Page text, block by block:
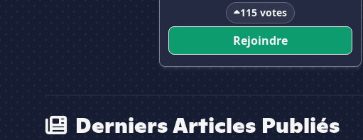
115 votes
Rejoindre
Derniers Articles Publiés